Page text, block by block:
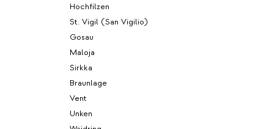
Hochfilzen
St. Vigil (San Vigilio)
Gosau
Maloja
Sirkka
Braunlage
Vent
Unken